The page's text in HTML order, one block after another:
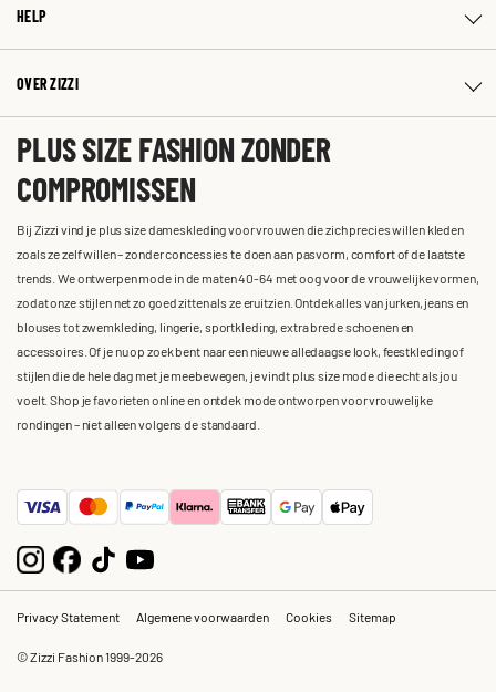
HELP
OVER ZIZZI
PLUS SIZE FASHION ZONDER
COMPROMISSEN
Bij Zizzi vind je plus size dameskleding voor vrouwen die zich precies willen kleden
zoals ze zelf willen – zonder concessies te doen aan pasvorm, comfort of de laatste
trends. We ontwerpen mode in de maten 40-64 met oog voor de vrouwelijke vormen,
zodat onze stijlen net zo goed zitten als ze eruitzien. Ontdek alles van jurken, jeans en
blouses tot zwemkleding, lingerie, sportkleding, extra brede schoenen en
accessoires. Of je nu op zoek bent naar een nieuwe alledaagse look, feestkleding of
stijlen die de hele dag met je meebewegen, je vindt plus size mode die echt als jou
voelt. Shop je favorieten online en ontdek mode ontworpen voor vrouwelijke
rondingen – niet alleen volgens de standaard.
Privacy Statement Algemene voorwaarden Cookies Sitemap
© Zizzi Fashion 1999-2026